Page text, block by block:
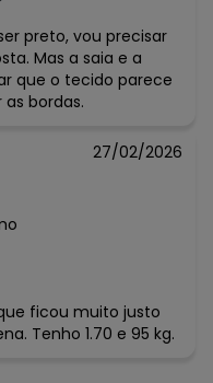
preto, vou precisar
Mas a saia e a
que o tecido parece
bordas.
27/02/2026
ficou muito justo
Tenho 1.70 e 95 kg.